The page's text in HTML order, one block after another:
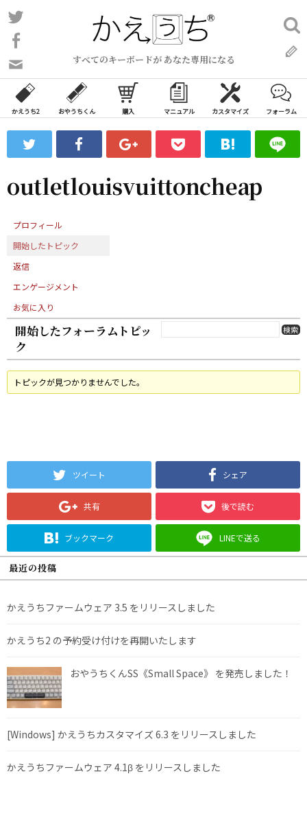
コ
ン
ン
ツ
ス
ッ
すべてのキーボードが あなた専用になる
い
合
わ
フ
ォ
ム
検
索:
かえうち2 おやうちくん 購入 マニュアル カスタマイズ フォーラム
outletlouisvuittoncheap
プロフィール
開始したトピック
返信
エンゲージメント
お気に入り
開始したフォーラムトピッ
ク
トピックが見つかりませんでした。
ツイート シェア
共有 後で読む
ブックマーク LINEで送る
最近の投稿
かえうちファームウェア 3.5 をリリースしました
かえうち2 の予約受け付けを再開いたします
おやうちくんSS《Small Space》 を発売しました！
[Windows] かえうちカスタマイズ 6.3 をリリースしました
かえうちファームウェア 4.1β をリリースしました